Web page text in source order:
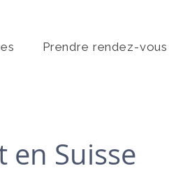
Prendre rendez-vous
en Suisse